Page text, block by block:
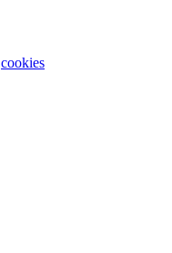
cookies